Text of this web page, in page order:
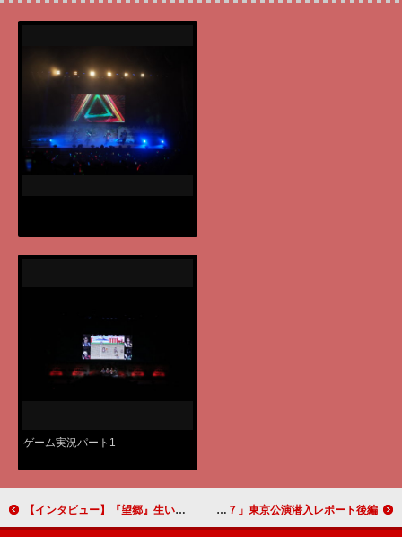
ゲーム実況パート1
【インタビュー】『望郷』生い立ちが役柄とリンク…貫地谷しほり「家族に縛られています」 大東駿介「自分をどう生きるか以外は考えていません」 まさにカオス！ Ｍ．Ｓ．Ｓ Ｐｒｏｊｅｃｔ「Ｓｏｕｌ Ｍｅｅｔｉｎｇ Ｔｏｕｒ２０１７」東京公演潜入レポート後編